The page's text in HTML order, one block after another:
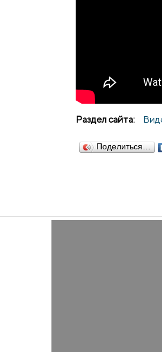
Раздел сайта:
Поделиться…